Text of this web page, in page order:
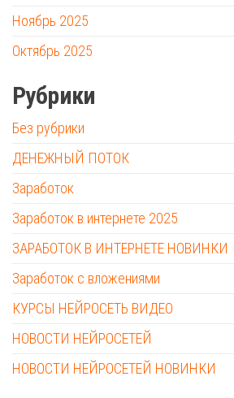
Ноябрь 2025
Октябрь 2025
Рубрики
Без рубрики
ДЕНЕЖНЫЙ ПОТОК
Заработок
Заработок в интернете 2025
ЗАРАБОТОК В ИНТЕРНЕТЕ НОВИНКИ
Заработок с вложениями
КУРСЫ НЕЙРОСЕТЬ ВИДЕО
НОВОСТИ НЕЙРОСЕТЕЙ
НОВОСТИ НЕЙРОСЕТЕЙ НОВИНКИ